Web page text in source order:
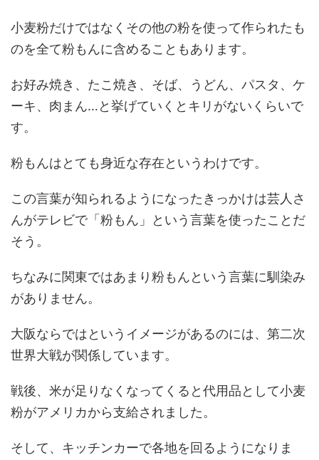
小麦粉だけではなくその他の粉を使って作られたも
のを全て粉もんに含めることもあります。
お好み焼き、たこ焼き、そば、うどん、パスタ、ケ
ーキ、肉まん…と挙げていくとキリがないくらいで
す。
粉もんはとても身近な存在というわけです。
この言葉が知られるようになったきっかけは芸人さ
んがテレビで「粉もん」という言葉を使ったことだ
そう。
ちなみに関東ではあまり粉もんという言葉に馴染み
がありません。
大阪ならではというイメージがあるのには、 第二次
世界大戦が関係しています。
戦後、米が足りなくなってくると代用品として小麦
粉がアメリカから支給されました。
そして、キッチンカーで各地を回るようになりま